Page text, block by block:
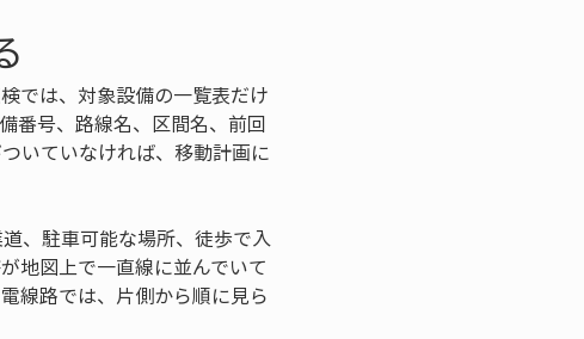
では、対象設備の一覧表だけ
番号、路線名、区間名、前回
いていなければ、移動計画に
、駐車可能な場所、徒歩で入
地図上で一直線に並んでいて
線路では、片側から順に見ら